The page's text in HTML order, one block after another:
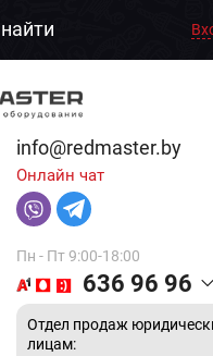
info@redmaster.by
Онлайн чат
Пн - Пт 9:00-18:00
636 96 96
Отдел продаж
лицам: